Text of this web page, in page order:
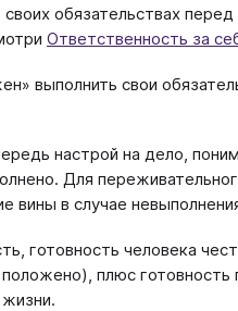
обязательствах
Ответственность за
выполнить свои
настрой на дело,
Для
вины в случае
готовность человека
плюс готовность